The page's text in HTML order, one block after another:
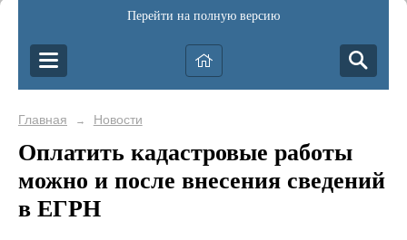
Перейти на полную версию
Главная → Новости
Оплатить кадастровые работы
можно и после внесения сведений
в ЕГРН